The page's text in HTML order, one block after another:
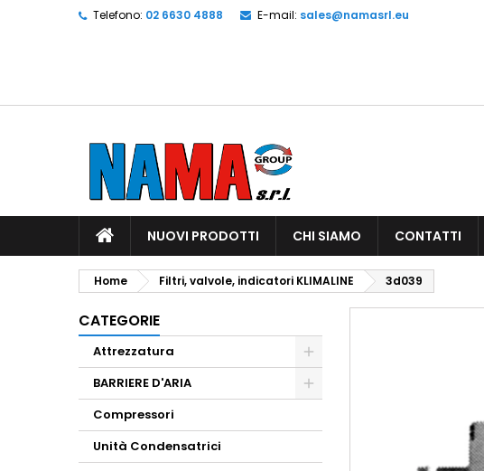
Telefono: 02 6630 4888 E-mail: sales@namasrl.eu
NUOVI PRODOTTI CHI SIAMO CONTATTI
Home Filtri, valvole, indicatori KLIMALINE 3d039
CATEGORIE
Attrezzatura
BARRIERE D'ARIA
Compressori
Unità Condensatrici